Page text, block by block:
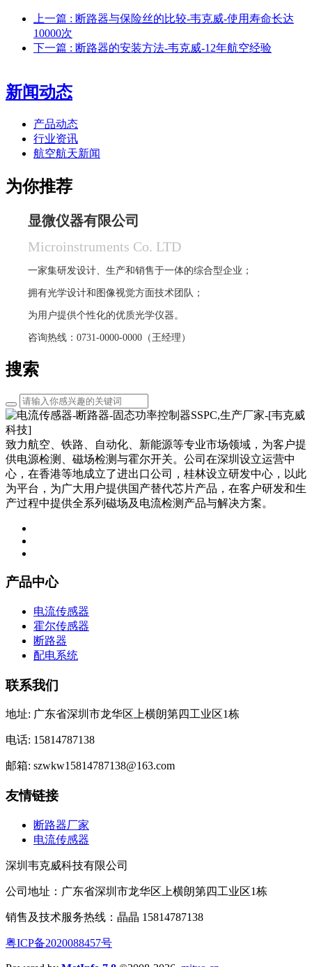
上一篇 : 断路器与保险丝的比较-韦克威-使用寿命长达
10000次
下一篇 : 断路器的安装方法-韦克威-12年航空经验
新闻动态
产品动态
行业资讯
航空航天新闻
为你推荐
显微仪器有限公司
Microinstruments Co. LTD
一家集研发设计、生产和销售于一体的综合型企业；
拥有光学设计和图像视觉方面技术团队；
为用户提供个性化的优质光学仪器。
咨询热线：0731-0000-0000（王经理）
搜索
致力航空、铁路、自动化、新能源等专业市场领域，为客户提
供电源检测、磁场检测与霍尔开关。公司在深圳设立运营中
心，在香港等地成立了进出口公司，桂林设立研发中心，以此
为平台，为广大用户提供国产替代芯片产品，在客户研发和生
产过程中提供全系列磁场及电流检测产品与解决方案。
产品中心
电流传感器
霍尔传感器
断路器
配电系统
联系我们
地址: 广东省深圳市龙华区上横朗第四工业区1栋
电话: 15814787138
邮箱: szwkw15814787138@163.com
友情链接
断路器厂家
电流传感器
深圳韦克威科技有限公司
公司地址：广东省深圳市龙华区上横朗第四工业区1栋
销售及技术服务热线：晶晶 15814787138
粤ICP备2020088457号